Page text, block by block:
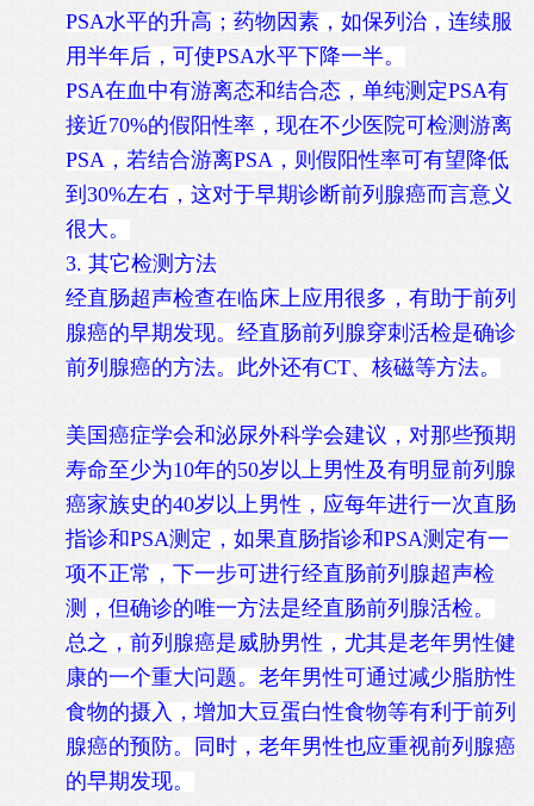
PSA水平的升高；药物因素，如保列治，连续服
用半年后，可使PSA水平下降一半。
PSA在血中有游离态和结合态，单纯测定PSA有
接近70%的假阳性率，现在不少医院可检测游离
PSA，若结合游离PSA，则假阳性率可有望降低
到30%左右，这对于早期诊断前列腺癌而言意义
很大。
3. 其它检测方法
经直肠超声检查在临床上应用很多，有助于前列
腺癌的早期发现。经直肠前列腺穿刺活检是确诊
前列腺癌的方法。此外还有CT、核磁等方法。
美国癌症学会和泌尿外科学会建议，对那些预期
寿命至少为10年的50岁以上男性及有明显前列腺
癌家族史的40岁以上男性，应每年进行一次直肠
指诊和PSA测定，如果直肠指诊和PSA测定有一
项不正常，下一步可进行经直肠前列腺超声检
测，但确诊的唯一方法是经直肠前列腺活检。
总之，前列腺癌是威胁男性，尤其是老年男性健
康的一个重大问题。老年男性可通过减少脂肪性
食物的摄入，增加大豆蛋白性食物等有利于前列
腺癌的预防。同时，老年男性也应重视前列腺癌
的早期发现。